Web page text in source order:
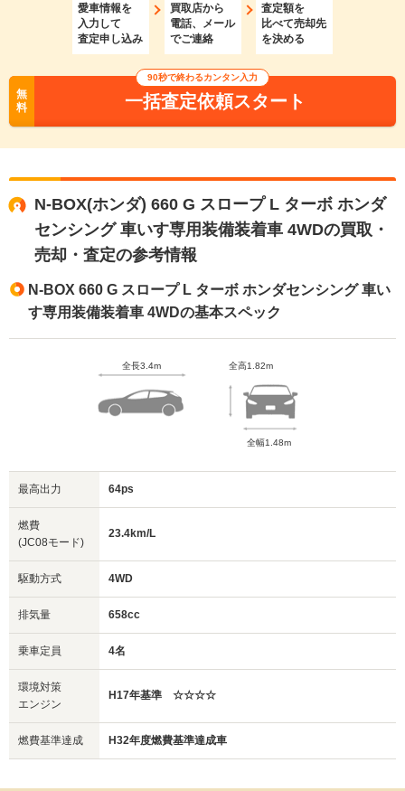
愛車情報を
入力して
査定申し込み
買取店から
電話、メール
でご連絡
査定額を
比べて売却先
を決める
無
料
90秒で終わるカンタン入力
一括査定依頼スタート
N-BOX(ホンダ) 660 G スロープ L ターボ ホンダ
センシング 車いす専用装備装着車 4WDの買取・
売却・査定の参考情報
N-BOX 660 G スロープ L ターボ ホンダセンシング 車い
す専用装備装着車 4WDの基本スペック
全長3.4m 全高1.82m
全幅1.48m
最高出力 64ps
燃費
(JC08モード)
23.4km/L
駆動方式 4WD
排気量 658cc
乗車定員 4名
環境対策
エンジン
H17年基準 ☆☆☆☆
燃費基準達成 H32年度燃費基準達成車